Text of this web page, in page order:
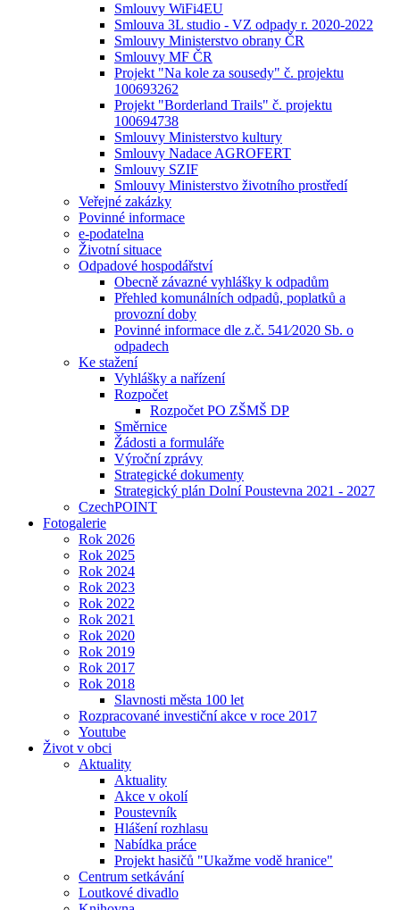
Smlouvy WiFi4EU
Smlouva 3L studio - VZ odpady r. 2020-2022
Smlouvy Ministerstvo obrany ČR
Smlouvy MF ČR
Projekt "Na kole za sousedy" č. projektu
100693262
Projekt "Borderland Trails" č. projektu
100694738
Smlouvy Ministerstvo kultury
Smlouvy Nadace AGROFERT
Smlouvy SZIF
Smlouvy Ministerstvo životního prostředí
Veřejné zakázky
Povinné informace
e-podatelna
Životní situace
Odpadové hospodářství
Obecně závazné vyhlášky k odpadům
Přehled komunálních odpadů, poplatků a
provozní doby
Povinné informace dle z.č. 541⁄2020 Sb. o
odpadech
Ke stažení
Vyhlášky a nařízení
Rozpočet
Rozpočet PO ZŠMŠ DP
Směrnice
Žádosti a formuláře
Výroční zprávy
Strategické dokumenty
Strategický plán Dolní Poustevna 2021 - 2027
CzechPOINT
Fotogalerie
Rok 2026
Rok 2025
Rok 2024
Rok 2023
Rok 2022
Rok 2021
Rok 2020
Rok 2019
Rok 2017
Rok 2018
Slavnosti města 100 let
Rozpracované investiční akce v roce 2017
Youtube
Život v obci
Aktuality
Aktuality
Akce v okolí
Poustevník
Hlášení rozhlasu
Nabídka práce
Projekt hasičů "Ukažme vodě hranice"
Centrum setkávání
Loutkové divadlo